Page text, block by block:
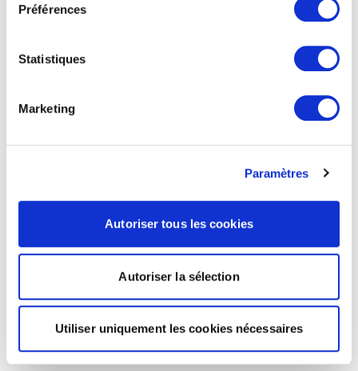
Préférences
Statistiques
Marketing
Paramètres
Autoriser tous les cookies
Autoriser la sélection
Utiliser uniquement les cookies nécessaires